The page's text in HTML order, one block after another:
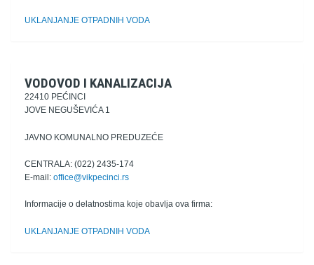
UKLANJANJE OTPADNIH VODA
VODOVOD I KANALIZACIJA
22410 PEĆINCI
JOVE NEGUŠEVIĆA 1
JAVNO KOMUNALNO PREDUZEĆE
CENTRALA: (022) 2435-174
E-mail: office@vikpecinci.rs
Informacije o delatnostima koje obavlja ova firma:
UKLANJANJE OTPADNIH VODA